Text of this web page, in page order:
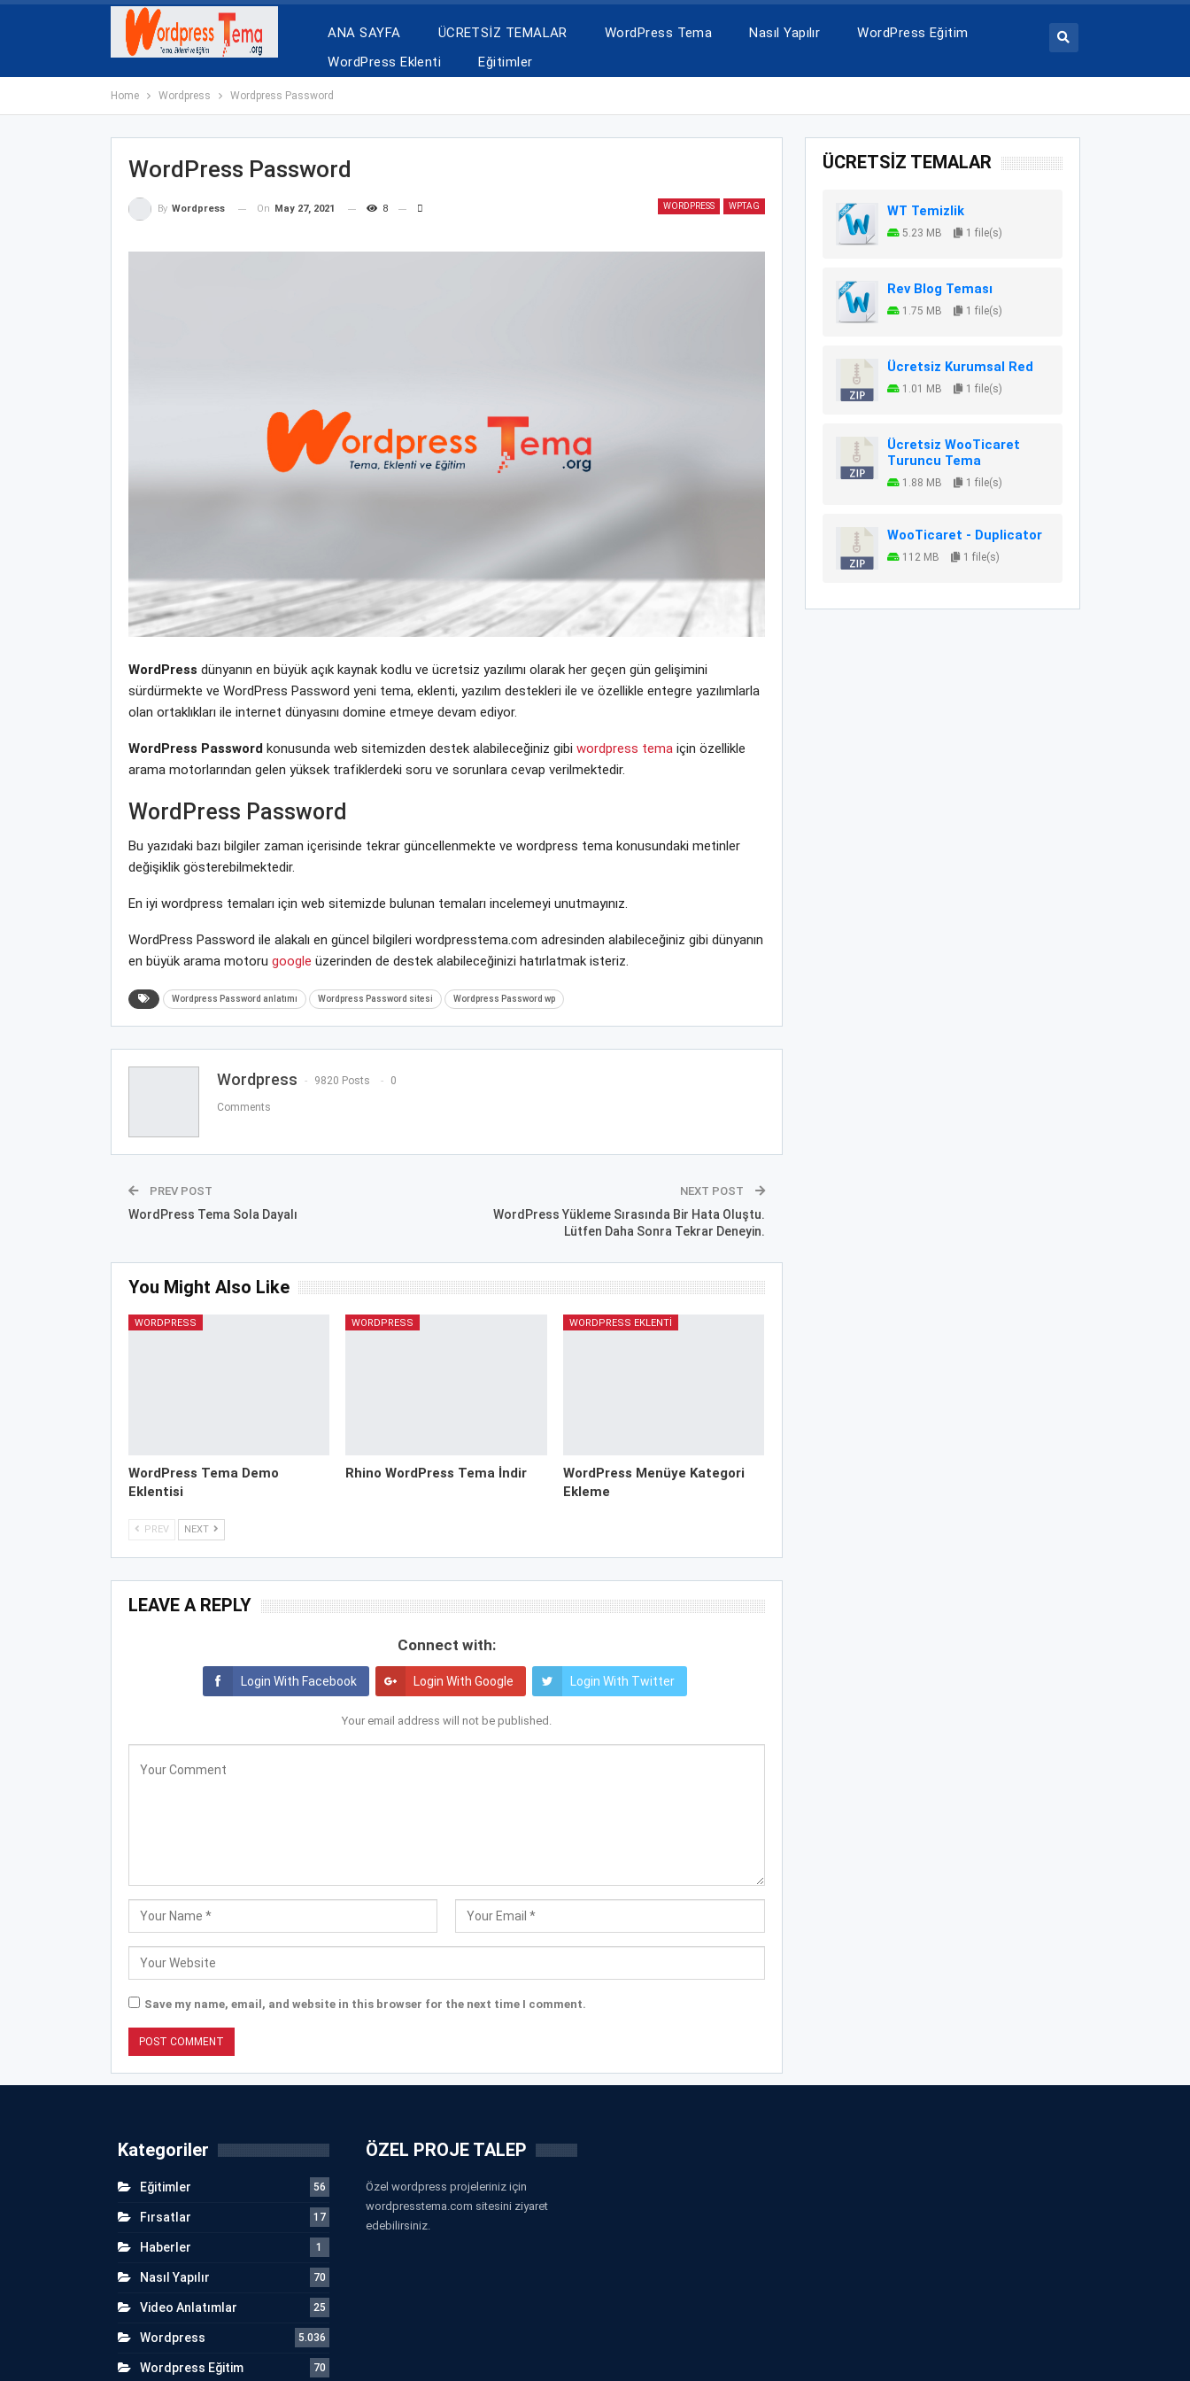
ANA SAYFA ÜCRETSİZ TEMALAR WordPress Tema Nasıl Yapılır
WordPress Eğitim
WordPress Eklenti
Eğitimler
Home Wordpress Wordpress Password
WordPress Password
WORDPRESS WPTAG
By Wordpress On May 27, 2021 8
WordPress dünyanın en büyük açık kaynak kodlu ve ücretsiz yazılımı olarak her geçen gün gelişimini
sürdürmekte ve WordPress Password yeni tema, eklenti, yazılım destekleri ile ve özellikle entegre yazılımlarla
olan ortaklıkları ile internet dünyasını domine etmeye devam ediyor.
WordPress Passwordkonusunda web sitemizden destek alabileceğiniz gibi wordpress temaiçin özellikle
arama motorlarından gelen yüksek trafiklerdeki soru ve sorunlara cevap verilmektedir.
WordPress Password
Bu yazıdaki bazı bilgiler zaman içerisinde tekrar güncellenmekte ve wordpress tema konusundaki metinler
değişiklik gösterebilmektedir.
En iyi wordpress temaları için web sitemizde bulunan temaları incelemeyi unutmayınız.
WordPress Password ile alakalı en güncel bilgileri wordpresstema.com adresinden alabileceğiniz gibi dünyanın
en büyük arama motoru google üzerinden de destek alabileceğinizi hatırlatmak isteriz.
Wordpress Password anlatımı Wordpress Password sitesi Wordpress Password wp
Wordpress 9820 Posts 0
Comments
PREV POST
WordPress Tema Sola Dayalı
NEXT POST
WordPress Yükleme Sırasında Bir Hata Oluştu.
Lütfen Daha Sonra Tekrar Deneyin.
You Might Also Like
WORDPRESS
WordPress Tema Demo
Eklentisi
WORDPRESS
Rhino WordPress Tema İndir
WORDPRESS EKLENTI
WordPress Menüye Kategori
Ekleme
PREV NEXT
LEAVE A REPLY
Connect with:
Login With Facebook Login With Google Login With Twitter
Your email address will not be published.
Save my name, email, and website in this browser for the next time I comment.
ÜCRETSİZ TEMALAR
WT Temizlik
5.23 MB 1 file(s)
Rev Blog Teması
1.75 MB 1 file(s)
Ücretsiz Kurumsal Red
1.01 MB 1 file(s)
Ücretsiz WooTicaret
Turuncu Tema
1.88 MB 1 file(s)
WooTicaret - Duplicator
112 MB 1 file(s)
Kategoriler
Eğitimler 56
Fırsatlar 17
Haberler 1
Nasıl Yapılır 70
Video Anlatımlar 25
Wordpress 5.036
Wordpress Eğitim 70
ÖZEL PROJE TALEP
Özel wordpress projeleriniz için
wordpresstema.com sitesini ziyaret
edebilirsiniz.